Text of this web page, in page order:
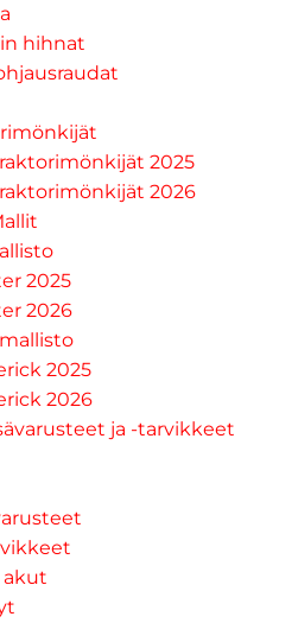
hihnat
2025
2026
2025
2026
2025
2026
ja -tarvikkeet